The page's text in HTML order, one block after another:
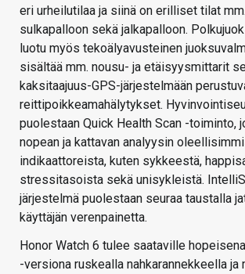
eri urheilutilaa ja siinä on erilliset tilat
sulkapalloon sekä jalkapalloon.
luotu myös tekoälyavusteinen
sisältää mm. nousu- ja etäisyysmittarit
kaksitaajuus-GPS-järjestelmään
reittipoikkeamahälytykset.
puolestaan Quick Health Scan -toiminto,
nopean ja kattavan analyysin
indikaattoreista, kuten sykkeestä,
stressitasoista sekä unisykleistä.
järjestelmä puolestaan seuraa taustalla
käyttäjän verenpainetta.
Honor Watch 6 tulee saataville
-versiona ruskealla nahkarannekkeella ja